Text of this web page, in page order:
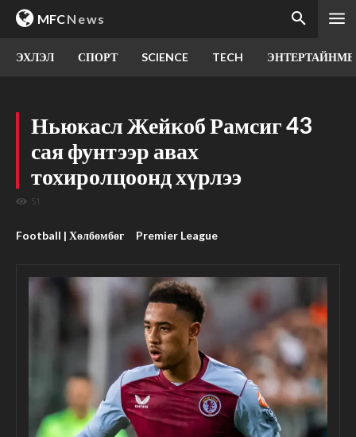
MFCNews
ЭХЛЭЛ СПОРТ SCIENCE TECH
Ньюкасл Жейкоб Рамсиг 43
сая фунтээр авах
тохиролцоонд хүрлээ
51
Football | Хөлбөмбөг Premier League